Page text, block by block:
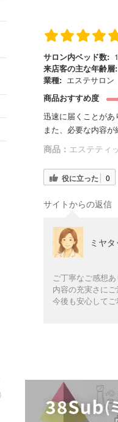
サロン内ベッド数:
来店客の主な年齢層:
業種: エステサロン
商品おすすめ度
迅速に届くことがあ
また、必要な内容が
商品： エステティ
役に立った 0
サイトからの返信
ミヤ
ご丁寧なご感想
内容の充実さに
今後も安心して